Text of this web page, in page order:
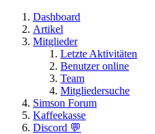
Dashboard
Artikel
Mitglieder
Letzte Aktivitäten
Benutzer online
Team
Mitgliedersuche
Simson Forum
Kaffeekasse
Discord 💬